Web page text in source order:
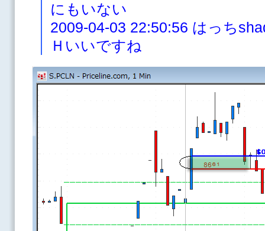
にもいない
2009-04-03 22:50:56 はっち
Ｈいいですね